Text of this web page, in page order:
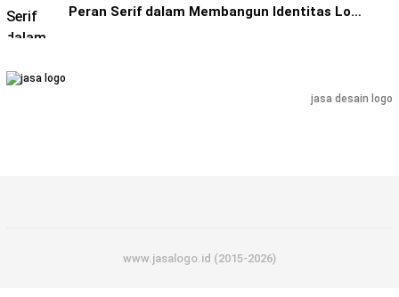
Peran Serif dalam Membangun Identitas Lo…
jasa desain logo
www.jasalogo.id (2015-2026)